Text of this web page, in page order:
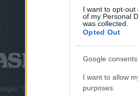
I want to opt-out
of my Personal
was collected.
Opted Out
Google consents
I want to allow
purposes.
“POLITICAL MEDIA GROUP A.E.”